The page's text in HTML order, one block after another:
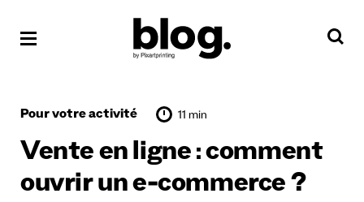
Pour votre activité 11 min
Vente en ligne : comment
ouvrir un e-commerce ?